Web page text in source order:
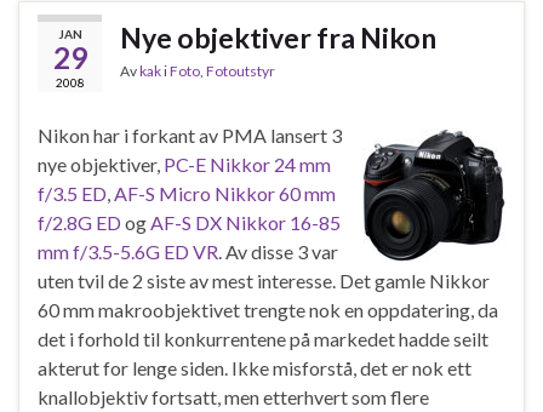
JAN
29
2008
Nye objektiver fra Nikon
AvkakiFoto Fotoutstyr
Nikon har i forkant av PMA lansert 3
nye objektiver, PC-E Nikkor 24 mm
f/3.5 ED AF-S Micro Nikkor 60 mm
f/2.8G ED og AF-S DX Nikkor 16-85
mm f/3.5-5.6G ED VR . Av disse 3 var
uten tvil de 2 siste av mest interesse. Det gamle Nikkor
60 mm makroobjektivet trengte nok en oppdatering, da
det i forhold til konkurrentene på markedet hadde seilt
akterut for lenge siden. Ikke misforstå, det er nok ett
knallobjektiv fortsatt, men etterhvert som flere